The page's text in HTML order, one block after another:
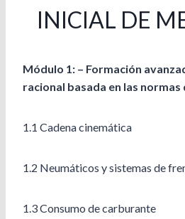
INICIAL DE
Módulo 1: – Formación
racional basada en las normas
1.1 Cadena cinemática
1.2 Neumáticos y sistemas de
1.3 Consumo de carburante